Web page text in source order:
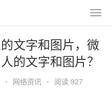
文字和图片，微
的文字和图片？
• 网络资讯 • 阅读 927